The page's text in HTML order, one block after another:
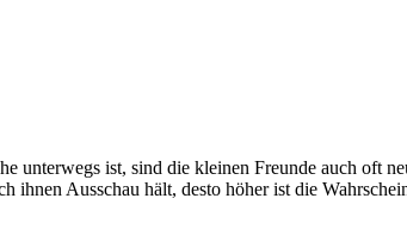
unterwegs ist, sind die kleinen Freunde auch oft
ihnen Ausschau hält, desto höher ist die